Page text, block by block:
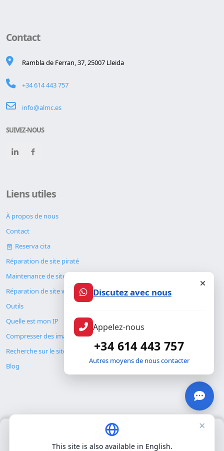
Contact
Rambla de Ferran, 37, 25007 Lleida
+34 614 443 757
info@almc.es
SUIVEZ-NOUS
Liens utiles
À propos de nous
Contact
Reserva cita
Réparation de site piraté
Maintenance de site web
Réparation de site web
Outils
Quelle est mon IP
Compresser des images
Recherche sur le site
Blog
© Copyright 2026. ALMC SECURITY S.L.U.
Nous utilisons uniquement nos propres cookies pour le
Discutez avec nous
Appelez-nous
+34 614 443 757
Autres moyens de nous contacter
×
This site is also available in English.